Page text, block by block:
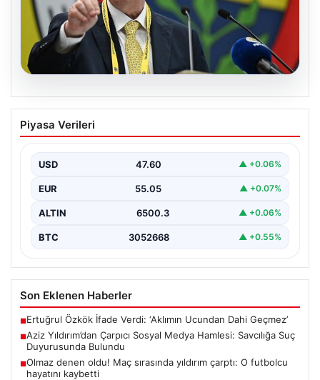
Aziz Yıldırım’dan Çarpıcı Sosyal Medya
Hamlesi: Savcılığa Suç Duyurusunda
Fenerbahçe Başkanı Aziz Yıldırım, son günlerde artan
ve…
Piyasa Verileri
USD 47.60 ▲ +0.06%
EUR 55.05 ▲ +0.07%
ALTIN 6500.3 ▲ +0.06%
BTC 3052668 ▲ +0.55%
Son Eklenen Haberler
■Ertuğrul Özkök İfade Verdi: ‘Aklımın Ucundan Dahi Geçmez’
■Aziz Yıldırım’dan Çarpıcı Sosyal Medya Hamlesi: Savcılığa Suç
Duyurusunda Bulundu
■Olmaz denen oldu! Maç sırasında yıldırım çarptı: O futbolcu
hayatını kaybetti